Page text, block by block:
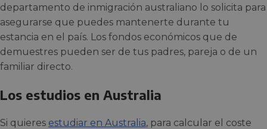
departamento de inmigración australiano lo solicita para
asegurarse que puedes mantenerte durante tu
estancia en el país. Los fondos económicos que de
demuestres pueden ser de tus padres, pareja o de un
familiar directo.
Los estudios en Australia
Si quieres estudiar en Australia, para calcular el coste